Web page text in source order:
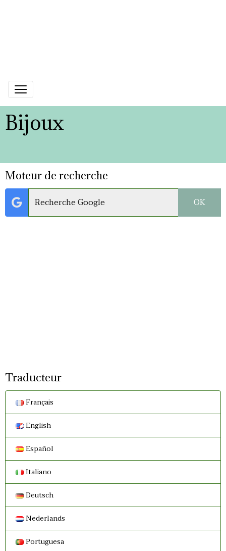
Bijoux
Moteur de recherche
OK
Traducteur
Français
English
Español
Italiano
Deutsch
Nederlands
Portuguesa